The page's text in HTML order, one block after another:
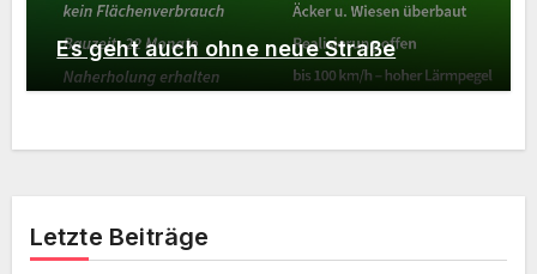
Es geht auch ohne neue Straße
Letzte Beiträge